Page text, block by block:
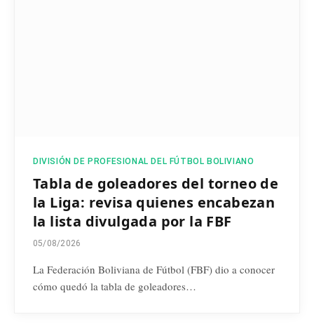
DIVISIÓN DE PROFESIONAL DEL FÚTBOL BOLIVIANO
Tabla de goleadores del torneo de
la Liga: revisa quienes encabezan
la lista divulgada por la FBF
05/08/2026
La Federación Boliviana de Fútbol (FBF) dio a conocer
cómo quedó la tabla de goleadores…